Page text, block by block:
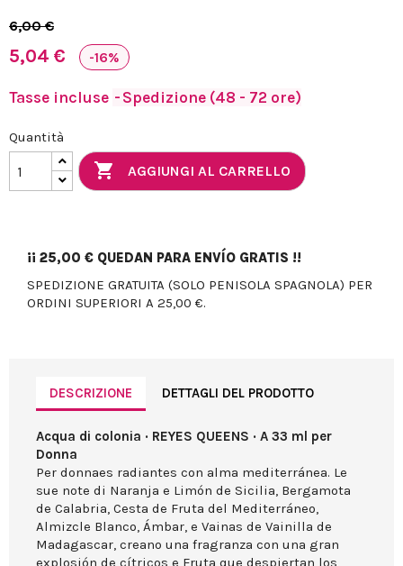
6,00 €
5,04 € -16%
Tasse incluse Spedizione (48 - 72 ore)
Quantità
 AGGIUNGI AL CARRELLO
¡¡ 25,00 € QUEDAN PARA ENVÍO GRATIS !!
SPEDIZIONE GRATUITA (SOLO PENISOLA SPAGNOLA) PER
ORDINI SUPERIORI A 25,00 €.
DESCRIZIONE DETTAGLI DEL PRODOTTO
Acqua di colonia · REYES QUEENS · A 33 ml per
Donna
Per donnaes radiantes con alma mediterránea. Le
sue note di Naranja e Limón de Sicilia, Bergamota
de Calabria, Cesta de Fruta del Mediterráneo,
Almizcle Blanco, Ámbar, e Vainas de Vainilla de
Madagascar, creano una fragranza con una gran
explosión de cítricos e Fruta que despiertan los